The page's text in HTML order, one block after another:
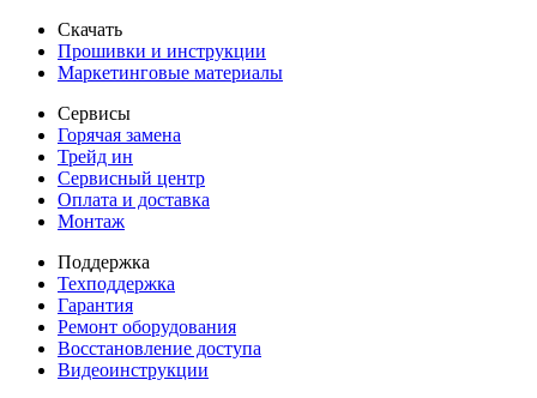
Скачать
Прошивки и инструкции
Маркетинговые материалы
Сервисы
Горячая замена
Трейд ин
Сервисный центр
Оплата и доставка
Монтаж
Поддержка
Техподдержка
Гарантия
Ремонт оборудования
Восстановление доступа
Видеоинструкции